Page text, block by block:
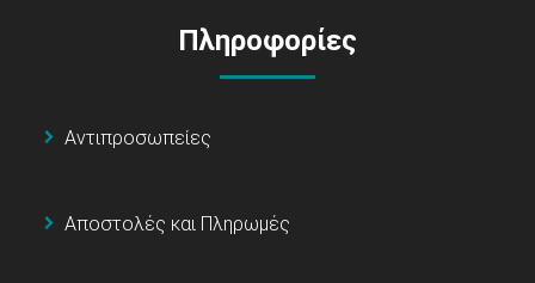
Πληροφορίες
Αντιπροσωπείες
Αποστολές και Πληρωμές